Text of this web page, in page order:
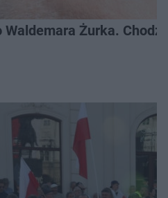
Waldemara Żurka.